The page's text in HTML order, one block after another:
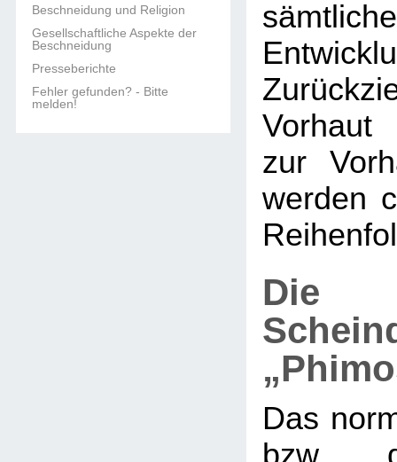
Beschneidung und Religion
Gesellschaftliche Aspekte der
Beschneidung
Presseberichte
Fehler gefunden? - Bitte
melden!
zur
werden
Die
Das
bzw.